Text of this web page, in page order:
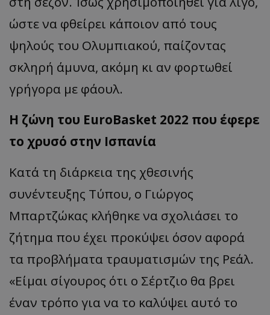
ώστε να φθείρει κάποιον από τους
ψηλούς του Ολυμπιακού, παίζοντας
σκληρή άμυνα, ακόμη κι αν φορτωθεί
γρήγορα με φάουλ.
Η ζώνη του EuroBasket 2022 που έφερε
το χρυσό στην Ισπανία
Κατά τη διάρκεια της χθεσινής
συνέντευξης Τύπου, ο Γιώργος
Μπαρτζώκας κλήθηκε να σχολιάσει το
ζήτημα που έχει προκύψει όσον αφορά
τα προβλήματα τραυματισμών της Ρεάλ.
«Είμαι σίγουρος ότι ο Σέρτζιο θα βρει
έναν τρόπο για να το καλύψει αυτό το